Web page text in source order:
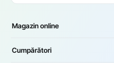
Magazin online
Cumpărători